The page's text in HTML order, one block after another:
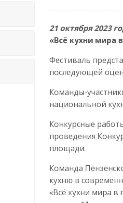
21 октября 2023
«Всё кухни мира
Фестиваль
последующей
Команды-
национальной
Конкурсные
проведения
площади.
Команда
кухню в
«Всё кухни мира